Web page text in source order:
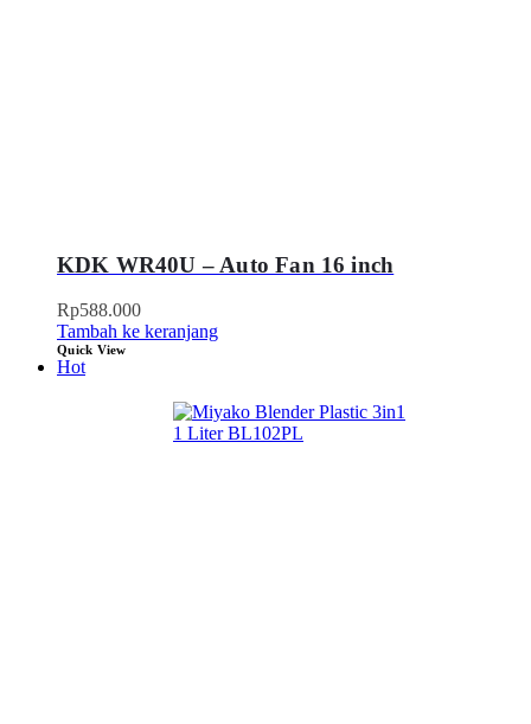
KDK WR40U – Auto Fan 16 inch
Rp588.000
Tambah ke keranjang
Quick View
Hot